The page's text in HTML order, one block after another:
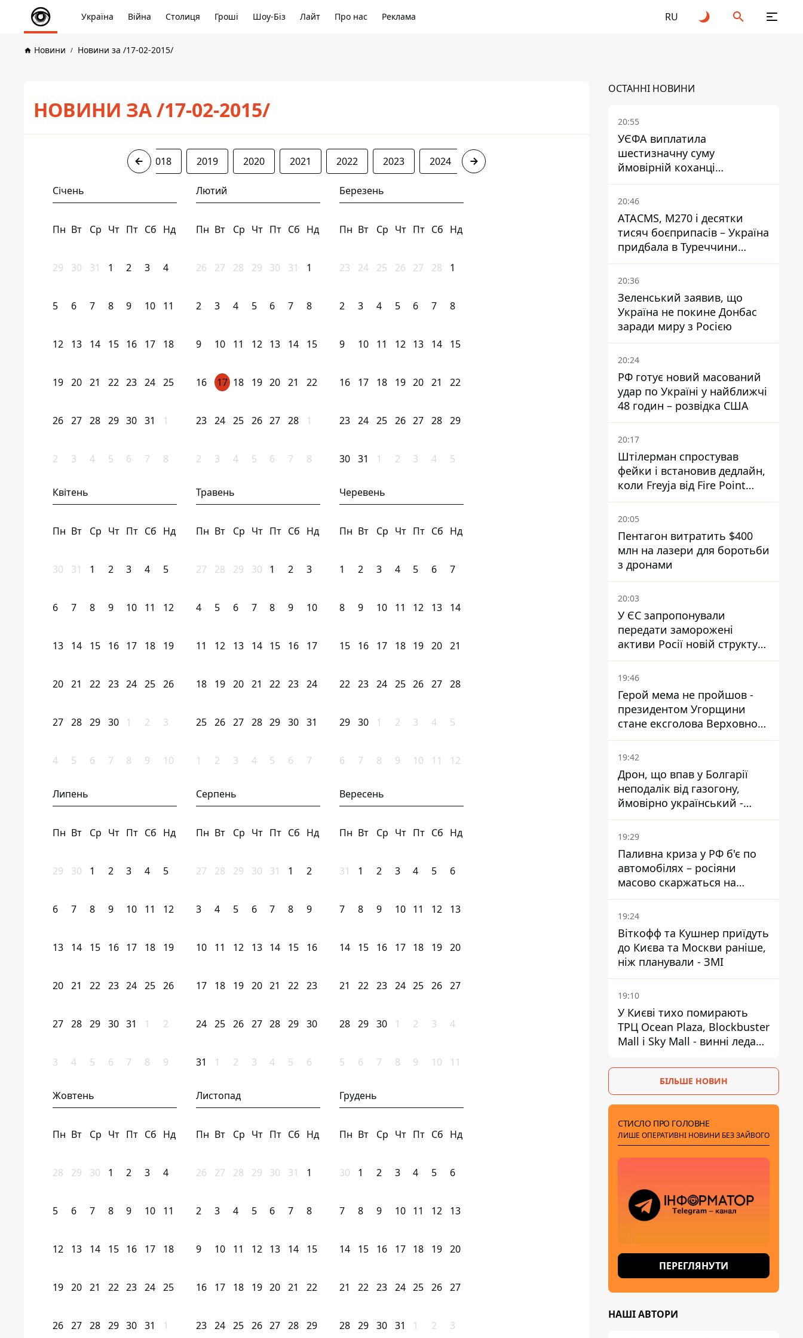
Україна Війна Столиця Гроші Шоу-Біз Лайт Про нас Реклама RU
Новини Новини за /17-02-2015/
НОВИНИ ЗА /17-02-2015/
2018 2019 2020 2021 2022 2023 2024 2025
Січень
Пн Вт Ср Чт Пт Сб Нд
29 30 31 1 2 3 4
5 6 7 8 9 10 11
12 13 14 15 16 17 18
19 20 21 22 23 24 25
26 27 28 29 30 31 1
2 3 4 5 6 7 8
Лютий
Пн Вт Ср Чт Пт Сб Нд
26 27 28 29 30 31 1
2 3 4 5 6 7 8
9 10 11 12 13 14 15
16 17 18 19 20 21 22
23 24 25 26 27 28 1
2 3 4 5 6 7 8
Березень
Пн Вт Ср Чт Пт Сб Нд
23 24 25 26 27 28 1
2 3 4 5 6 7 8
9 10 11 12 13 14 15
16 17 18 19 20 21 22
23 24 25 26 27 28 29
30 31 1 2 3 4 5
Квітень
Пн Вт Ср Чт Пт Сб Нд
30 31 1 2 3 4 5
6 7 8 9 10 11 12
13 14 15 16 17 18 19
20 21 22 23 24 25 26
27 28 29 30 1 2 3
4 5 6 7 8 9 10
Травень
Пн Вт Ср Чт Пт Сб Нд
27 28 29 30 1 2 3
4 5 6 7 8 9 10
11 12 13 14 15 16 17
18 19 20 21 22 23 24
25 26 27 28 29 30 31
1 2 3 4 5 6 7
Черевень
Пн Вт Ср Чт Пт Сб Нд
1 2 3 4 5 6 7
8 9 10 11 12 13 14
15 16 17 18 19 20 21
22 23 24 25 26 27 28
29 30 1 2 3 4 5
6 7 8 9 10 11 12
Липень
Пн Вт Ср Чт Пт Сб Нд
29 30 1 2 3 4 5
6 7 8 9 10 11 12
13 14 15 16 17 18 19
20 21 22 23 24 25 26
27 28 29 30 31 1 2
3 4 5 6 7 8 9
Серпень
Пн Вт Ср Чт Пт Сб Нд
27 28 29 30 31 1 2
3 4 5 6 7 8 9
10 11 12 13 14 15 16
17 18 19 20 21 22 23
24 25 26 27 28 29 30
31 1 2 3 4 5 6
Вересень
Пн Вт Ср Чт Пт Сб Нд
31 1 2 3 4 5 6
7 8 9 10 11 12 13
14 15 16 17 18 19 20
21 22 23 24 25 26 27
28 29 30 1 2 3 4
5 6 7 8 9 10 11
Жовтень
Пн Вт Ср Чт Пт Сб Нд
28 29 30 1 2 3 4
5 6 7 8 9 10 11
12 13 14 15 16 17 18
19 20 21 22 23 24 25
26 27 28 29 30 31 1
Листопад
Пн Вт Ср Чт Пт Сб Нд
26 27 28 29 30 31 1
2 3 4 5 6 7 8
9 10 11 12 13 14 15
16 17 18 19 20 21 22
23 24 25 26 27 28 29
Грудень
Пн Вт Ср Чт Пт Сб Нд
30 1 2 3 4 5 6
7 8 9 10 11 12 13
14 15 16 17 18 19 20
21 22 23 24 25 26 27
28 29 30 31 1 2 3
ОСТАННІ НОВИНИ
20:55
УЄФА виплатила
шестизначну суму
ймовірній коханці
Інфантіно - The Telegraph
20:46
ATACMS, M270 і десятки
тисяч боєприпасів – Україна
придбала в Туреччини
потужний пакет озброєння
20:36
Зеленський заявив, що
Україна не покине Донбас
заради миру з Росією
20:24
РФ готує новий масований
удар по Україні у найближчі
48 годин – розвідка США
20:17
Штілерман спростував
фейки і встановив дедлайн,
коли Freyja від Fire Point
повноцінно запрацює проти
балістики
20:05
Пентагон витратить $400
млн на лазери для боротьби
з дронами
20:03
У ЄС запропонували
передати заморожені
активи Росії новій структурі
блоку
19:46
Герой мема не пройшов -
президентом Угорщини
стане ексголова Верховного
Суду, якого критикував
Орбан
19:42
Дрон, що впав у Болгарії
неподалік від газогону,
ймовірно український -
Міноборони країни
19:29
Паливна криза у РФ б'є по
автомобілях – росіяни
масово скаржаться на
поломки через неякісний
бензин
19:24
Віткофф та Кушнер приїдуть
до Києва та Москви раніше,
ніж планували - ЗМІ
19:10
У Києві тихо помирають
ТРЦ Ocean Plaza, Blockbuster
Mall і Sky Mall - винні ледачі
БІЛЬШЕ НОВИН
СТИСЛО ПРО ГОЛОВНЕ
ЛИШЕ ОПЕРАТИВНІ НОВИНИ БЕЗ ЗАЙВОГО
ПЕРЕГЛЯНУТИ
НАШІ АВТОРИ